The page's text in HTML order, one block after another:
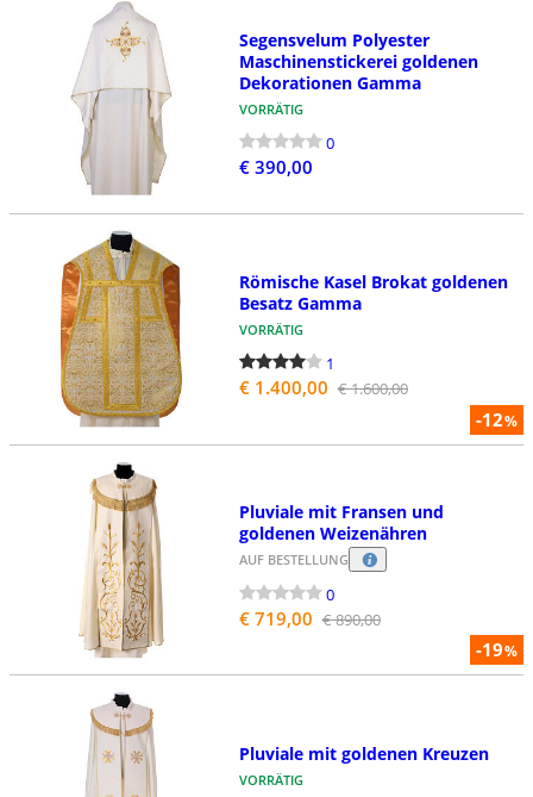
Segensvelum Polyester
Maschinenstickerei goldenen
Dekorationen Gamma
VORRÄTIG
0
€ 390,00
-12%
Römische Kasel Brokat goldenen
Besatz Gamma
VORRÄTIG
1
€ 1.400,00 € 1.600,00
-19%
Pluviale mit Fransen und
goldenen Weizenähren
AUF BESTELLUNG
0
€ 719,00 € 890,00
Pluviale mit goldenen Kreuzen
VORRÄTIG